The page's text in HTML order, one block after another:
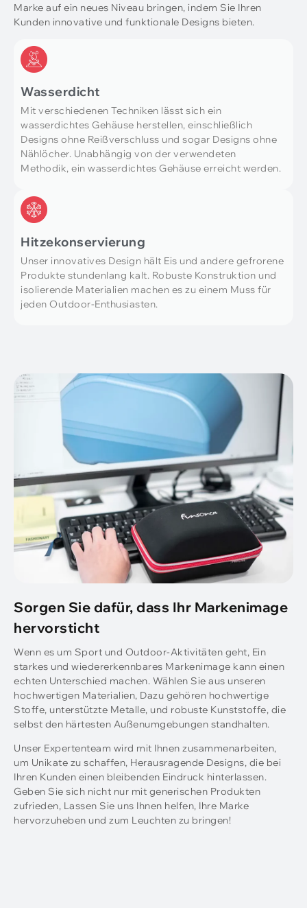
Marke auf ein neues Niveau bringen, indem Sie Ihren
Kunden innovative und funktionale Designs bieten.
Wasserdicht
Mit verschiedenen Techniken lässt sich ein
wasserdichtes Gehäuse herstellen, einschließlich
Designs ohne Reißverschluss und sogar Designs ohne
Nählöcher. Unabhängig von der verwendeten
Methodik, ein wasserdichtes Gehäuse erreicht werden.
Hitzekonservierung
Unser innovatives Design hält Eis und andere gefrorene
Produkte stundenlang kalt. Robuste Konstruktion und
isolierende Materialien machen es zu einem Muss für
jeden Outdoor-Enthusiasten.
Sorgen Sie dafür, dass Ihr Markenimage
hervorsticht
Wenn es um Sport und Outdoor-Aktivitäten geht, Ein
starkes und wiedererkennbares Markenimage kann einen
echten Unterschied machen. Wählen Sie aus unseren
hochwertigen Materialien, Dazu gehören hochwertige
Stoffe, unterstützte Metalle, und robuste Kunststoffe, die
selbst den härtesten Außenumgebungen standhalten.
Unser Expertenteam wird mit Ihnen zusammenarbeiten,
um Unikate zu schaffen, Herausragende Designs, die bei
Ihren Kunden einen bleibenden Eindruck hinterlassen.
Geben Sie sich nicht nur mit generischen Produkten
zufrieden, Lassen Sie uns Ihnen helfen, Ihre Marke
hervorzuheben und zum Leuchten zu bringen!